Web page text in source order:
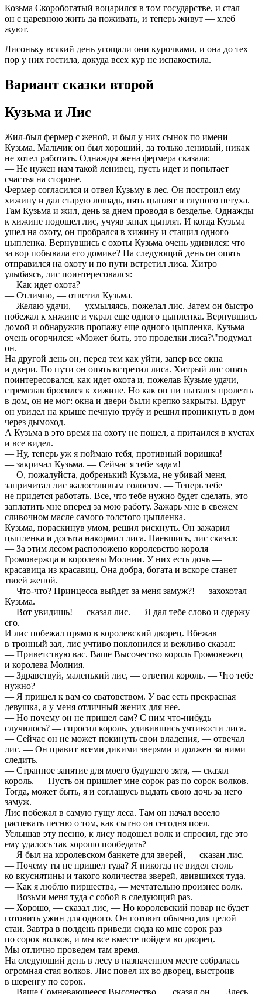
Козьма Скоробогатый воцарился в том государстве, и стал
он с царевною жить да поживать, и теперь живут — хлеб
жуют.
Лисоньку всякий день угощали они курочками, и она до тех
пор у них гостила, докуда всех кур не испакостила.
Вариант сказки второй
Кузьма и Лис
Жил-был фермер с женой, и был у них сынок по имени
Кузьма. Мальчик он был хороший, да только ленивый, никак
не хотел работать. Однажды жена фермера сказала:
— Не нужен нам такой ленивец, пусть идет и попытает
счастья на стороне.
Фермер согласился и отвел Кузьму в лес. Он построил ему
хижину и дал старую лошадь, пять цыплят и глупого петуха.
Там Кузьма и жил, день за днем проводя в безделье. Однажды
к хижине подошел лис, учуяв запах цыплят. И когда Кузьма
ушел на охоту, он пробрался в хижину и стащил одного
цыпленка. Вернувшись с охоты Кузьма очень удивился: что
за вор побывала его домике? На следующий день он опять
отправился на охоту и по пути встретил лиса. Хитро
улыбаясь, лис поинтересовался:
— Как идет охота?
— Отлично, — ответил Кузьма.
— Желаю удачи, — ухмыляясь, пожелал лис. Затем он быстро
побежал к хижине и украл еще одного цыпленка. Вернувшись
домой и обнаружив пропажу еще одного цыпленка, Кузьма
очень огорчился: «Может быть, это проделки лиса?\"подумал
он.
На другой день он, перед тем как уйти, запер все окна
и двери. По пути он опять встретил лиса. Хитрый лис опять
поинтересовался, как идет охота и, пожелав Кузьме удачи,
стремглав бросился к хижине. Но как он ни пытался пролезть
в дом, он не мог: окна и двери были крепко закрыты. Вдруг
он увидел на крыше печную трубу и решил проникнуть в дом
через дымоход.
А Кузьма в это время на охоту не пошел, а притаился в кустах
и все видел.
— Ну, теперь уж я поймаю тебя, противный воришка!
— закричал Кузьма. — Сейчас я тебе задам!
— О, пожалуйста, добренький Кузьма, не убивай меня, —
запричитал лис жалостливым голосом. — Теперь тебе
не придется работать. Все, что тебе нужно будет сделать, это
заплатить мне вперед за мою работу. Зажарь мне в свежем
сливочном масле самого толстого цыпленка.
Кузьма, пораскинув умом, решил рискнуть. Он зажарил
цыпленка и досыта накормил лиса. Наевшись, лис сказал:
— За этим лесом расположено королевство короля
Громовержца и королевы Молнии. У них есть дочь —
красавица из красавиц. Она добра, богата и вскоре станет
твоей женой.
— Что-что? Принцесса выйдет за меня замуж?! — захохотал
Кузьма.
— Вот увидишь! — сказал лис. — Я дал тебе слово и сдержу
его.
И лис побежал прямо в королевский дворец. Вбежав
в тронный зал, лис учтиво поклонился и вежливо сказал:
— Приветствую вас. Ваше Высочество король Громовежец
и королева Молния.
— Здравствуй, маленький лис, — ответил король. — Что тебе
нужно?
— Я пришел к вам со сватовством. У вас есть прекрасная
девушка, а у меня отличный жених для нее.
— Но почему он не пришел сам? С ним что-нибудь
случилось? — спросил король, удивившись учтивости лиса.
— Сейчас он не может покинуть свои владения, — отвечал
лис. — Он правит всеми дикими зверями и должен за ними
следить.
— Странное занятие для моего будущего зятя, — сказал
король. — Пусть он пришлет мне сорок раз по сорок волков.
Тогда, может быть, я и соглашусь выдать свою дочь за него
замуж.
Лис побежал в самую гущу леса. Там он начал весело
распевать песню о том, как сытно он сегодня поел.
Услышав эту песню, к лису подошел волк и спросил, где это
ему удалось так хорошо пообедать?
— Я был на королевском банкете для зверей, — сказан лис.
— Почему ты не пришел туда? Я никогда не видел столь
ко вкуснятины и такого количества зверей, явившихся туда.
— Как я люблю пиршества, — мечтательно произнес волк.
— Возьми меня туда с собой в следующий раз.
— Хорошо, — сказал лис, — Но королевский повар не будет
готовить ужин для одного. Он готовит обычно для целой
стаи. Завтра в полдень приведи сюда ко мне сорок раз
по сорок волков, и мы все вместе пойдем во дворец.
Мы отлично проведем там время.
На следующий день в лесу в назначенном месте собралась
огромная стая волков. Лис повел их во дворец, выстроив
в шеренгу по сорок.
— Ваше Сомневающееся Высочество, — сказал он. — Здесь